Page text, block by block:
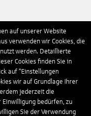
auf unserer Website
verwenden wir Cookies, die
werden. Detaillierte
Cookies finden Sie in
auf "Einstellungen
wir auf Grundlage Ihrer
jederzeit die
Einwilligung bedürfen, zu
Sie der Verwendung